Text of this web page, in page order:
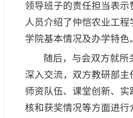
领导班子的责任担当表示
人员介绍了仲恺农业工程
学院基本情况及办学特色
随后，与会双方就所
深入交流，双方教研部主
师资队伍、课堂创新、实
核和获奖情况等方面进行